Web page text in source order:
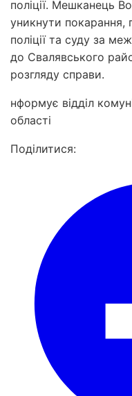
поліції. Мешканець
уникнути покарання,
поліції та суду за
до Свалявського
розгляду справи.
нформує відділ
області
Поділитися: